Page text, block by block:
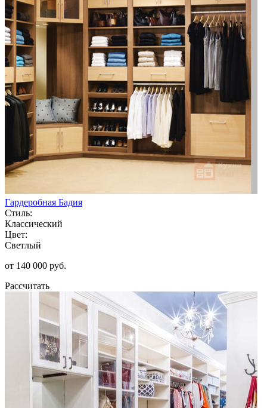
Гардеробная Бадия
Стиль:
Классический
Цвет:
Светлый
от 140 000 руб.
Рассчитать